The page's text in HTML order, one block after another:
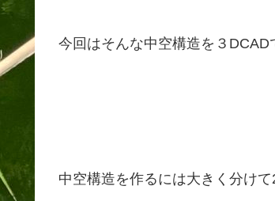
今回はそんな中空構造を３DCAD
中空構造を作るには大きく分けて